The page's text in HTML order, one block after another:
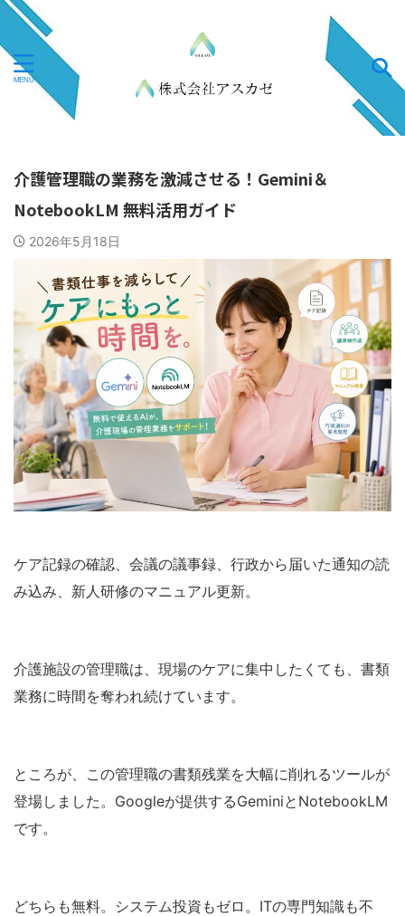
介護管理職の業務を激減させる！Gemini＆
NotebookLM 無料活用ガイド
2026年5月18日
ケア記録の確認、会議の議事録、行政から届いた通知の読
み込み、新人研修のマニュアル更新。
介護施設の管理職は、現場のケアに集中したくても、書類
業務に時間を奪われ続けています。
ところが、この管理職の書類残業を大幅に削れるツールが
登場しました。Googleが提供するGeminiとNotebookLM
です。
どちらも無料。システム投資もゼロ。ITの専門知識も不